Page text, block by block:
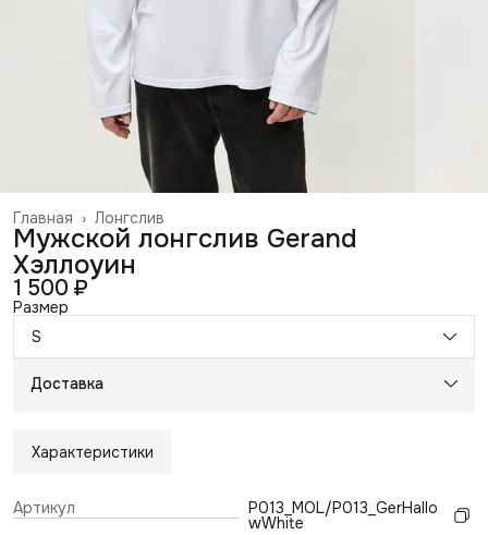
Лонгслив
Главная ›
Мужской лонгслив Gerand
Хэллоуин
1 500 ₽
Размер
S
Доставка
Характеристики
Артикул P013_MOL/P013_GerHallo
wWhite